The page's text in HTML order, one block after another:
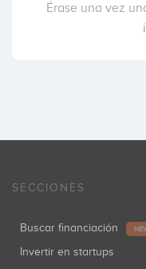
Érase una vez
SECCIONES
Buscar financiación
Invertir en startups